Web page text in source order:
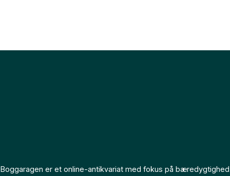
Boggaragen er et online-antikvariat med fokus på bæredygtighed